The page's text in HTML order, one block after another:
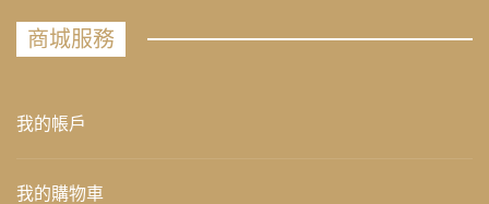
商城服務
我的帳戶
我的購物車